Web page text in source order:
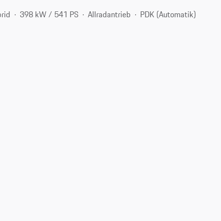
398 kW / 541 PS Allradantrieb
PDK (Automatik)